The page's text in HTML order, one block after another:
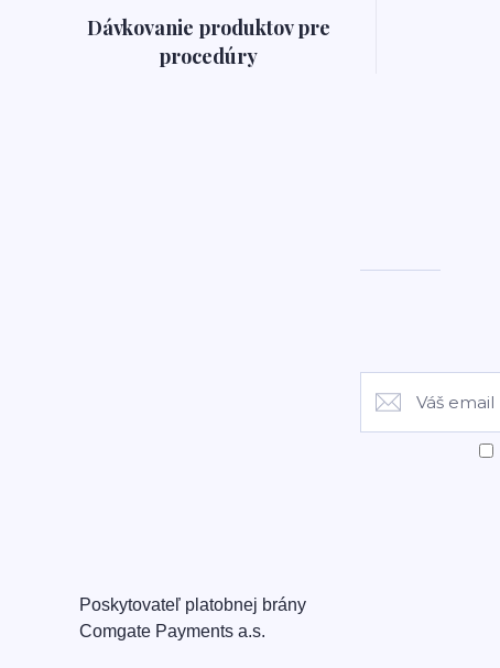
Dávkovanie produktov pre
procedúry
Poskytovateľ platobnej brány
Comgate Payments a.s.